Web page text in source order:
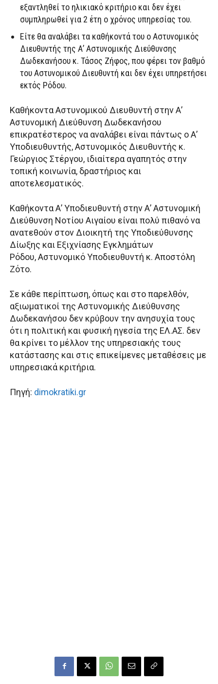
εξαντληθεί το ηλικιακό κριτήριο και δεν έχει
συμπληρωθεί για 2 έτη ο χρόνος υπηρεσίας του.
Είτε θα αναλάβει τα καθήκοντά του ο Αστυνομικός
Διευθυντής της Α’ Αστυνομικής Διεύθυνσης
Δωδεκανήσου κ. Τάσος Ζήφος, που φέρει τον βαθμό
του Αστυνομικού Διευθυντή και δεν έχει υπηρετήσει
εκτός Ρόδου.
Καθήκοντα Αστυνομικού Διευθυντή στην Α’
Αστυνομική Διεύθυνση Δωδεκανήσου
επικρατέστερος να αναλάβει είναι πάντως ο Α’
Υποδιευθυντής, Αστυνομικός Διευθυντής κ.
Γεώργιος Στέργου, ιδιαίτερα αγαπητός στην
τοπική κοινωνία, δραστήριος και
αποτελεσματικός.
Καθήκοντα Α’ Υποδιευθυντή στην Α’ Αστυνομική
Διεύθυνση Νοτίου Αιγαίου είναι πολύ πιθανό να
ανατεθούν στον Διοικητή της Υποδιεύθυνσης
Δίωξης και Εξιχνίασης Εγκλημάτων
Ρόδου, Αστυνομικό Υποδιευθυντή κ. Αποστόλη
Ζότο.
Σε κάθε περίπτωση, όπως και στο παρελθόν,
αξιωματικοί της Αστυνομικής Διεύθυνσης
Δωδεκανήσου δεν κρύβουν την ανησυχία τους
ότι η πολιτική και φυσική ηγεσία της ΕΛ.ΑΣ. δεν
θα κρίνει το μέλλον της υπηρεσιακής τους
κατάστασης και στις επικείμενες μεταθέσεις με
υπηρεσιακά κριτήρια.
Πηγή: dimokratiki.gr